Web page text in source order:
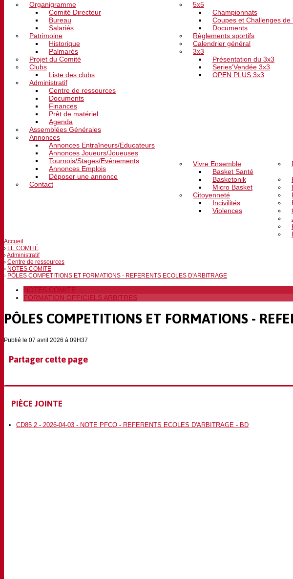
Organigramme
Comité Directeur
Bureau
Salariés
Patrimoine
Historique
Palmarès
Projet du Comité
Clubs
Liste des clubs
Administratif
Centre de ressources
Documents
Finances
Prêt de matériel
Agenda
Assemblées Générales
Annonces
Annonces Entraîneurs/Educateurs
Annonces Joueurs/Joueuses
Tournois/Stages/Evénements
Annonces Emplois
Déposer une annonce
Contact
5x5
Championnats
Coupes et Challenges de
Documents
Règlements sportifs
Calendrier général
3x3
Présentation du 3x3
Series'Vendée 3x3
OPEN PLUS 3x3
Vivre Ensemble
Basket Santé
Basketonik
Micro Basket
Citoyenneté
Incivilités
Violences
Accueil
LE COMITÉ
Administratif
Centre de ressources
NOTES COMITE
PÔLES COMPETITIONS ET FORMATIONS - REFERENTS ECOLES D'ARBITRAGE
NOTES COMITE
FORMATION OFFICIELS ARBITRES
PÔLES COMPETITIONS ET FORMATIONS -
Publié le 07 avril 2026 à 09H37
Partager cette page
PIÈCE JOINTE
CD85 2 - 2026-04-03 - NOTE PFCO - REFERENTS ECOLES D'ARBITRAGE - BD